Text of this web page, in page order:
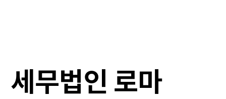
세무법인 로마